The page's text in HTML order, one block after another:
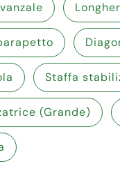
Staffa
(Grande)